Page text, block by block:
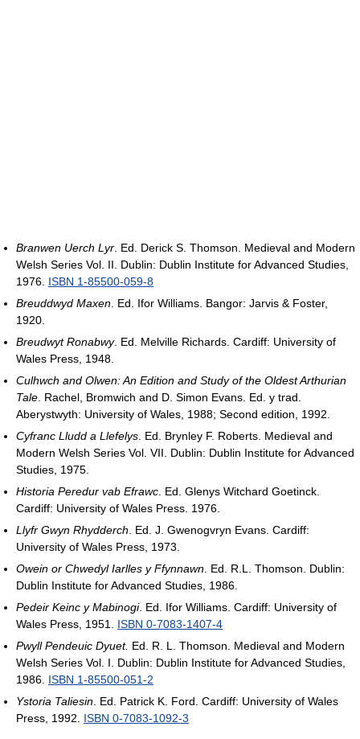
Branwen Uerch Lyr . Ed. Derick S. Thomson. Medieval and Modern
Welsh Series Vol. II. Dublin: Dublin Institute for Advanced Studies,
1976. ISBN 1-85500-059-8
Breuddwyd Maxen . Ed. Ifor Williams. Bangor: Jarvis & Foster,
1920.
Breudwyt Ronabwy. Ed. Melville Richards. Cardiff: University of
Wales Press, 1948.
Culhwch and Olwen: An Edition and Study of the Oldest Arthurian
Tale . Rachel, Bromwich and D. Simon Evans. Ed. y trad.
Aberystwyth: University of Wales, 1988; Second edition, 1992.
Cyfranc Lludd a Llefelys . Ed. Brynley F. Roberts. Medieval and
Modern Welsh Series Vol. VII. Dublin: Dublin Institute for Advanced
Studies, 1975.
Historia Peredur vab Efrawc . Ed. Glenys Witchard Goetinck.
Cardiff: University of Wales Press. 1976.
Llyfr Gwyn Rhydderch . Ed. J. Gwenogvryn Evans. Cardiff:
University of Wales Press, 1973.
Owein or Chwedyl Iarlles y Ffynnawn . Ed. R.L. Thomson. Dublin:
Dublin Institute for Advanced Studies, 1986.
Pedeir Keinc y Mabinogi. Ed. Ifor Williams. Cardiff: University of
Wales Press, 1951. ISBN 0-7083-1407-4
Pwyll Pendeuic Dyuet. Ed. R. L. Thomson. Medieval and Modern
Welsh Series Vol. I. Dublin: Dublin Institute for Advanced Studies,
1986. ISBN 1-85500-051-2
Ystoria Taliesin . Ed. Patrick K. Ford. Cardiff: University of Wales
Press, 1992. ISBN 0-7083-1092-3